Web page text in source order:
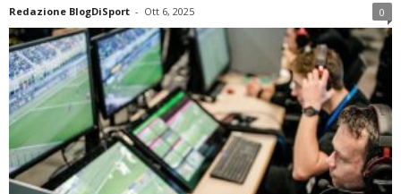
Redazione BlogDiSport - Ott 6, 2025 0